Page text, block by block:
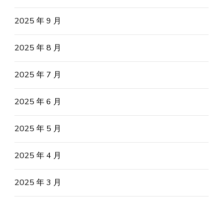
2025 年 9 月
2025 年 8 月
2025 年 7 月
2025 年 6 月
2025 年 5 月
2025 年 4 月
2025 年 3 月